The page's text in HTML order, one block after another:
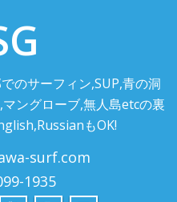
のサーフィン,SUP,青の洞
ングローブ,無人島etcの裏
もOK!
surf.com
1935